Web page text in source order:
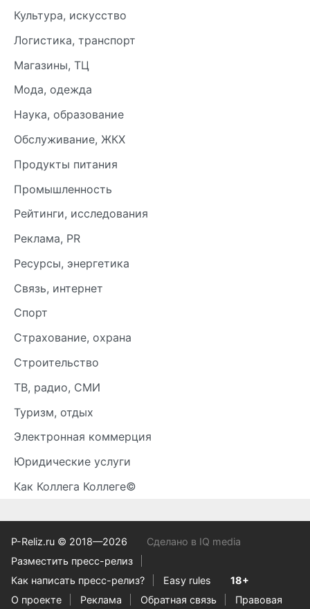
Культура, искусство
Логистика, транспорт
Магазины, ТЦ
Мода, одежда
Наука, образование
Обслуживание, ЖКХ
Продукты питания
Промышленность
Рейтинги, исследования
Реклама, PR
Ресурсы, энергетика
Связь, интернет
Спорт
Страхование, охрана
Строительство
ТВ, радио, СМИ
Туризм, отдых
Электронная коммерция
Юридические услуги
Как Коллега Коллеге©
P-Reliz.ru © 2018—2026
Сделано в IQ media
Разместить пресс-релиз
Как написать пресс-релиз?
Easy rules
18+
О проекте
Реклама Обратная связь Правовая